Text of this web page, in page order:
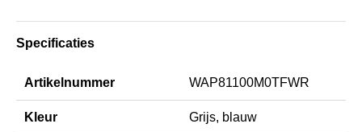
Specificaties
Artikelnummer WAP81100M0TFWR
Kleur Grijs, blauw